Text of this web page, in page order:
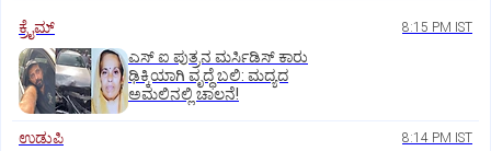
ಕ್ರೈಮ್ 8:15 PM IST
ಎಸ್ ಐ ಪುತ್ರನ ಮರ್ಸಿಡಿಸ್‌ ಕಾರು
ಢಿಕ್ಕಿಯಾಗಿ ವೃದ್ಧೆ ಬಲಿ: ಮದ್ಯದ
ಅಮಲಿನಲ್ಲಿ ಚಾಲನೆ!
ಉಡುಪಿ 8:14 PM IST